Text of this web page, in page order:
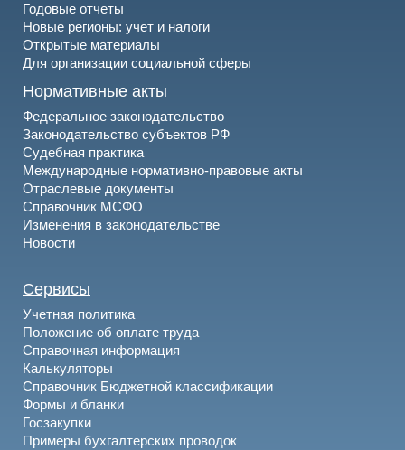
Годовые отчеты
Новые регионы: учет и налоги
Открытые материалы
Для организации социальной сферы
Нормативные акты
Федеральное законодательство
Законодательство субъектов РФ
Судебная практика
Международные нормативно-правовые акты
Отраслевые документы
Справочник МСФО
Изменения в законодательстве
Новости
Сервисы
Учетная политика
Положение об оплате труда
Справочная информация
Калькуляторы
Справочник Бюджетной классификации
Формы и бланки
Госзакупки
Примеры бухгалтерских проводок